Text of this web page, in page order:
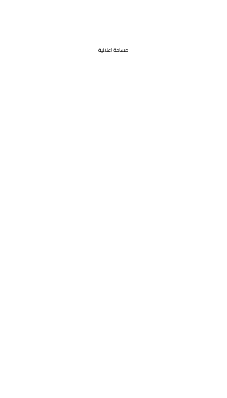
مساحة اعلانية